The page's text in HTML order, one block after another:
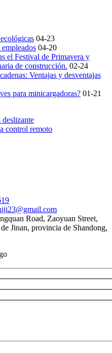
04-23
04-20
el Festival de Primavera y
de construcción. 02-24
Ventajas y desventajas
para minicargadoras? 01-21
control remoto
Road, Zaoyuan Street,
Jinan, provincia de Shandong,